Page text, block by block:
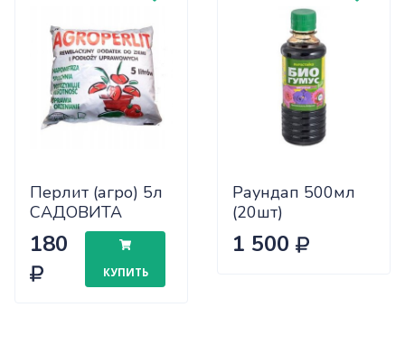
Перлит (агро) 5л
САДОВИТА
х10/300
180
КУПИТЬ
Раундап 500мл
(20шт)
1 500